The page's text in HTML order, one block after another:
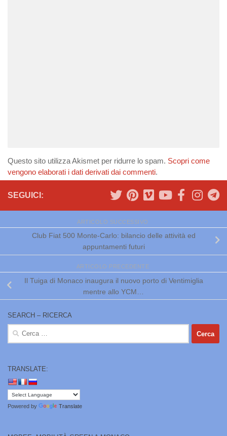
Questo sito utilizza Akismet per ridurre lo spam. Scopri come
vengono elaborati i dati derivati dai commenti.
SEGUICI:
ARTICOLO SUCCESSIVO
Club Fiat 500 Monte-Carlo: bilancio delle attività ed
appuntamenti futuri
ARTICOLO PRECEDENTE
Il Tuiga di Monaco inaugura il nuovo porto di Ventimiglia
mentre allo YCM…
SEARCH – RICERCA
Ricerca
TRANSLATE:
Powered by Translate